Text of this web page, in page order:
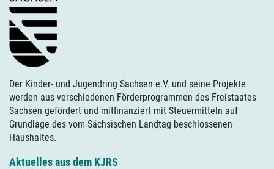
Der Kinder- und Jugendring Sachsen e.V. und seine Projekte
werden aus verschiedenen Förderprogrammen des Freistaates
Sachsen gefördert und mitfinanziert mit Steuermitteln auf
Grundlage des vom Sächsischen Landtag beschlossenen
Haushaltes.
Aktuelles aus dem KJRS